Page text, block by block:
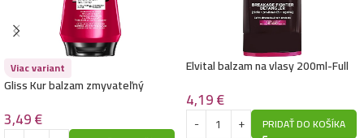
Viac variant
Gliss Kur balzam zmyvateľný
3,49€
Elvital balzam na vlasy 200ml-Full
4,19€
PRIDAŤ DO KOŠÍKA